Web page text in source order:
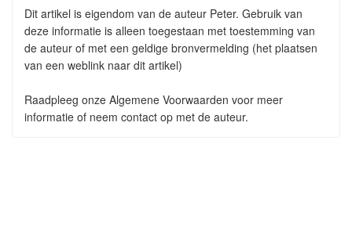
Dit artikel is eigendom van de auteur Peter. Gebruik van
deze informatie is alleen toegestaan met toestemming van
de auteur of met een geldige bronvermelding (het plaatsen
van een weblink naar dit artikel)
Raadpleeg onze Algemene Voorwaarden voor meer
informatie of neem contact op met de auteur.